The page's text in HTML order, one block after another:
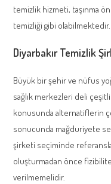
temizlik hizmeti, taşınma
temizliği gibi olabilmektedir.
Diyarbakır Temizlik
Büyük bir şehir ve nüfus
sağlık merkezleri deli
konusunda alternatiflerin
sonucunda mağduriyete
şirketi seçiminde
oluşturmadan önce fizibilite
verilmemelidir.